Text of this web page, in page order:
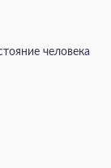
человека